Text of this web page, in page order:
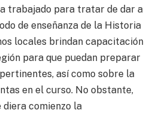
trabajado para tratar de dar a
de enseñanza de la Historia
locales brindan capacitación
para que puedan preparar
así como sobre la
en el curso. No obstante,
diera comienzo la